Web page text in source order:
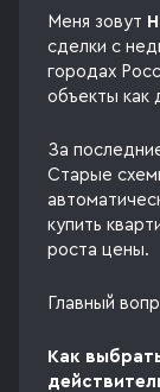
Меня зовут
сделки с
городах
объекты как
За
Старые
купить
роста цены.
Главный
Как